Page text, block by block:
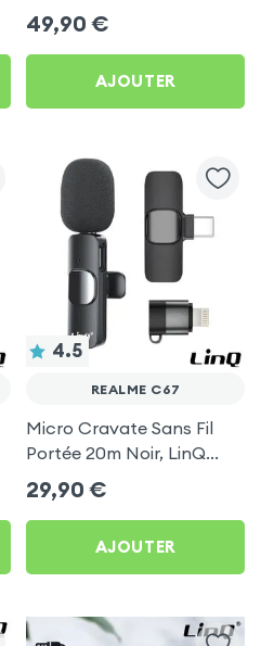
Realme C67
49,90 €
AJOUTER
4.5
REALME C67
Micro Cravate Sans Fil
Portée 20m Noir, LinQ
pour Realme C67
29,90 €
AJOUTER